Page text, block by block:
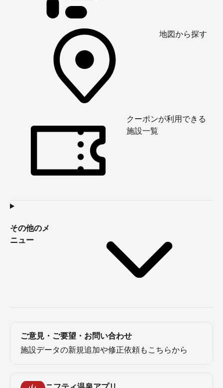
地図から探す
クーポンが利用できる
施設一覧
その他のメ
ニュー
ご意見・ご要望・お問い合わせ
施設データの新規追加や修正依頼もこちらから